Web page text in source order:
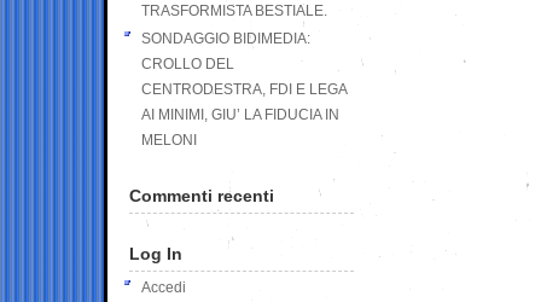
TRASFORMISTA BESTIALE.
SONDAGGIO BIDIMEDIA:
CROLLO DEL
CENTRODESTRA, FDI E LEGA
AI MINIMI, GIU’ LA FIDUCIA IN
MELONI
Commenti recenti
Log In
Accedi